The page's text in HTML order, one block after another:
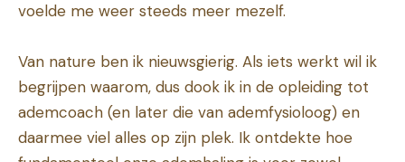
voelde me weer steeds meer mezelf.
Van nature ben ik nieuwsgierig. Als iets werkt wil ik
begrijpen waarom, dus dook ik in de opleiding tot
ademcoach (en later die van ademfysioloog) en
daarmee viel alles op zijn plek. Ik ontdekte hoe